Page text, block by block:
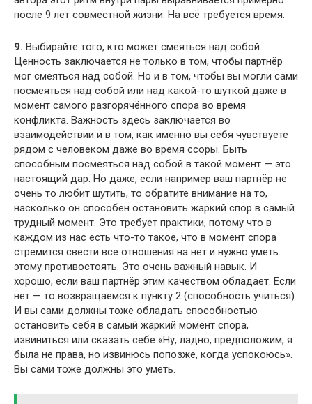
после 9 лет совместной жизни. На всё требуется время.
9. Выбирайте того, кто может смеяться над собой.
Ценность заключается не только в том, чтобы партнёр
мог смеяться над собой. Но и в том, чтобы вы могли сами
посмеяться над собой или над какой-то шуткой даже в
момент самого разгорячённого спора во время
конфликта. Важность здесь заключается во
взаимодействии и в том, как именно вы себя чувствуете
рядом с человеком даже во время ссоры. Быть
способным посмеяться над собой в такой момент — это
настоящий дар. Но даже, если например ваш партнёр не
очень то любит шутить, то обратите внимание на то,
насколько он способен остановить жаркий спор в самый
трудный момент. Это требует практики, потому что в
каждом из нас есть что-то такое, что в момент спора
стремится свести все отношения на нет и нужно уметь
этому противостоять. Это очень важный навык. И
хорошо, если ваш партнёр этим качеством обладает. Если
нет — то возвращаемся к пункту 2 (способность учиться).
И вы сами должны тоже обладать способностью
остановить себя в самый жаркий момент спора,
извиниться или сказать себе «Ну, ладно, предположим, я
была не права, но извинюсь попозже, когда успокоюсь».
Вы сами тоже должны это уметь.